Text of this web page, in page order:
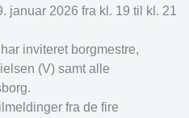
januar 2026 fra kl. 19 til kl. 21
inviteret borgmestre,
(V) samt alle
fra de fire